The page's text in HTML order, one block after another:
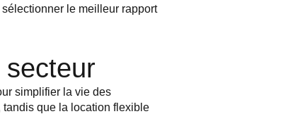
le meilleur rapport
simplifier la vie des
tandis que la location flexible